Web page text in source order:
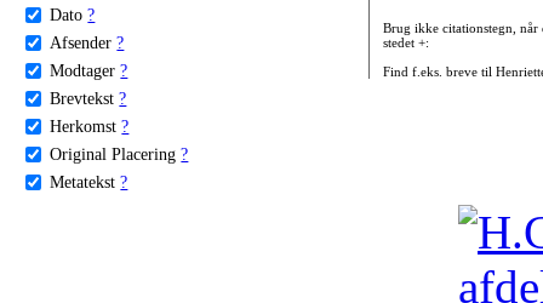
Dato ?
Afsender ?
Modtager ?
Brevtekst ?
Herkomst ?
Original Placering ?
Metatekst ?
Brug ikke citationstegn, når
stedet +:
Find f.eks. breve til